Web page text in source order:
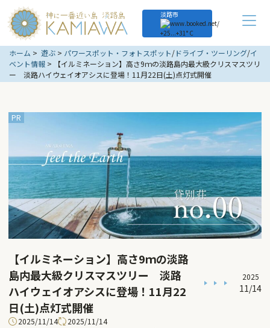
淡路市
+25...+31° C
ホーム 遊ぶ パワースポット・フォトスポット/ドライブ・ツーリング/イ
ベント情報
【イルミネーション】高さ9ｍの淡路島内最大級クリスマスツリ
ー 淡路ハイウェイオアシスに登場！11月22日(土)点灯式開催
【イルミネーション】高さ9ｍの淡路
島内最大級クリスマスツリー 淡路
ハイウェイオアシスに登場！11月22
日(土)点灯式開催
2025
11/14
2025/11/14
2025/11/14